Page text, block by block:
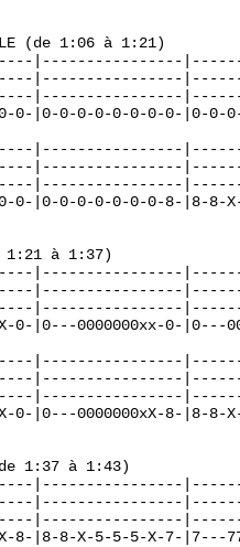
(de 1:06 à 1:21)
|----------------
|----------------
|----------------
0-|0-0-0-0-0-0-0-0-|0-0-
|----------------
|----------------
|----------------
0-|0-0-0-0-0-0-0-8-|8-8-
1:21 à 1:37)
|----------------
|----------------
|----------------
0-|0---0000000xx-0-|0---
|----------------
|----------------
|----------------
0-|0---0000000xX-8-|8-8-
1:37 à 1:43)
|----------------
|----------------
|----------------
8-|8-8-X-5-5-5-X-7-|7---